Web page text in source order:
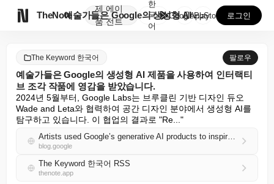
TheNote
제
품
에이
전트
예술가들은 Google의 생성형 AI 제품을 사용하여 ...
한
국
어
GooglePlay
 AppStore 로그인
The Keyword 한국어 팔로우
예술가들은 Google의 생성형 AI 제품을 사용하여 인터랙티
브 조각 작품에 영감을 받았습니다.
2024년 5월부터, Google Labs는 브루클린 기반 디자인 듀오
Wade and Leta와 협력하여 공간 디자인 분야에서 생성형 AI를
탐구하고 있습니다. 이 협업의 결과로 "Re..."
Artists used Google’s generative AI products to inspire an interactive sculpture.
blog.google
The Keyword 한국어 RSS
thenote.app